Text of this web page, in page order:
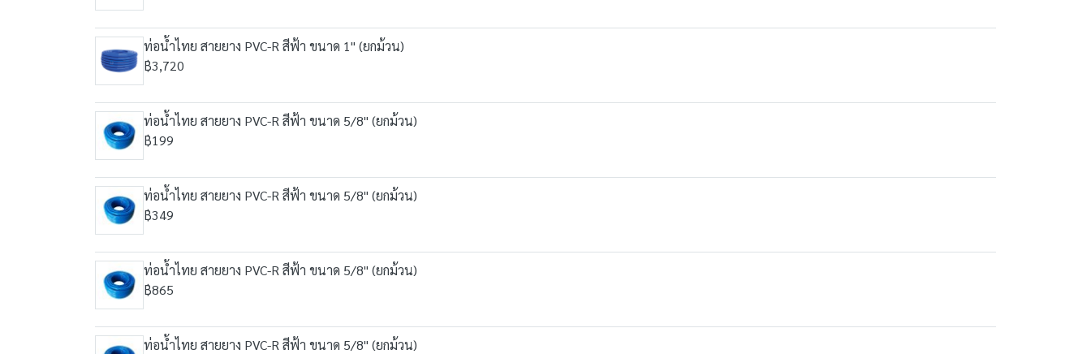
ท่อน้ำไทย สายยาง PVC-R สีฟ้า ขนาด 1" (ยกม้วน)
฿3,720
ท่อน้ำไทย สายยาง PVC-R สีฟ้า ขนาด 5/8" (ยกม้วน)
฿199
ท่อน้ำไทย สายยาง PVC-R สีฟ้า ขนาด 5/8" (ยกม้วน)
฿349
ท่อน้ำไทย สายยาง PVC-R สีฟ้า ขนาด 5/8" (ยกม้วน)
฿865
ท่อน้ำไทย สายยาง PVC-R สีฟ้า ขนาด 5/8" (ยกม้วน)